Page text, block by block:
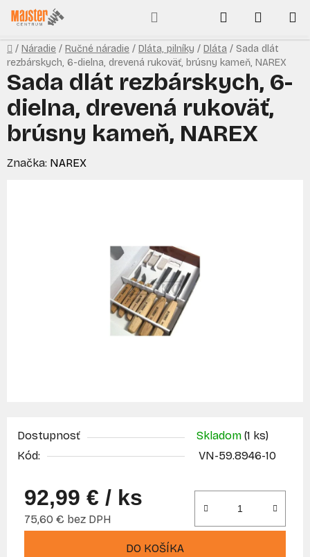
Prejsť
na
obsah
Hľadať
KOŠÍK
Domov
/ Náradie / Ručné náradie / Dláta, pilníky / Dláta / Sada dlát
rezbárskych, 6-dielna, drevená rukoväť, brúsny kameň, NAREX
Dostupnosť Skladom (1 ks)
Kód:
VN-59.8946-10
92,99 € / ks
75,60 € bez DPH
DO KOŠÍKA
Sada dlát rezbárskych, 6-
dielna, drevená rukoväť,
brúsny kameň, NAREX
Značka: NAREX